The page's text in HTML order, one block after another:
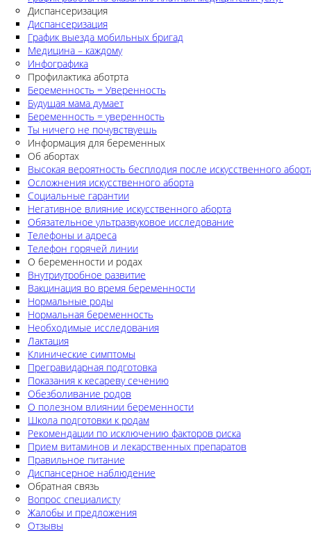
Диспансеризация
Диспансеризация
График выезда мобильных бригад
Медицина – каждому
Инфографика
Профилактика аботрта
Беременность = Уверенность
Будущая мама думает
Беременность = уверенность
Ты ничего не почувствуешь
Информация для беременных
Об абортах
Высокая вероятность бесплодия после искусственного
Осложнения искусственного аборта
Социальные гарантии
Негативное влияние искусственного аборта
Обязательное ультразвуковое исследование
Телефоны и адреса
Телефон горячей линии
О беременности и родах
Внутриутробное развитие
Вакцинация во время беременности
Нормальные роды
Нормальная беременность
Необходимые исследования
Лактация
Клинические симптомы
Прегравидарная подготовка
Показания к кесареву сечению
Обезболивание родов
О полезном влиянии беременности
Школа подготовки к родам
Рекомендации по исключению факторов риска
Прием витаминов и лекарственных препаратов
Правильное питание
Диспансерное наблюдение
Обратная связь
Вопрос специалисту
Жалобы и предложения
Отзывы